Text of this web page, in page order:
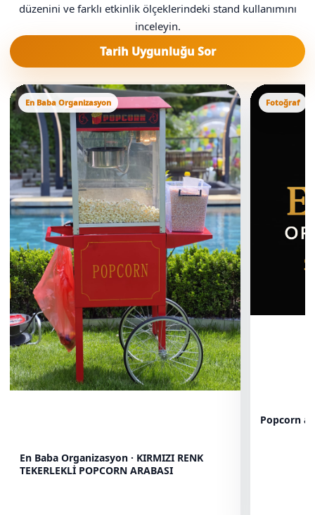
düzenini ve farklı etkinlik ölçeklerindeki stand kullanımını
inceleyin.
Tarih Uygunluğu Sor
En Baba Organizasyon
En Baba Organizasyon · KIRMIZI RENK
TEKERLEKLİ POPCORN ARABASI
Fotoğraf
Popcorn